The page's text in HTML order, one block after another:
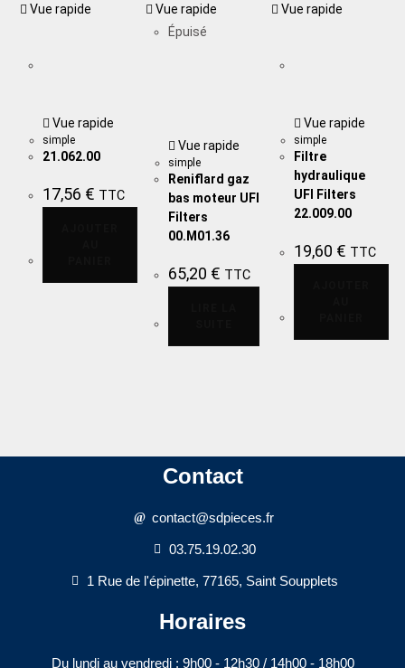
Vue rapide
Vue rapide
simple
21.062.00
17,56 € TTC
Vue rapide
Épuisé
Vue rapide
simple
Reniflard gaz
bas moteur UFI
Filters
00.M01.36
65,20 € TTC
Vue rapide
Vue rapide
simple
Filtre
hydraulique
UFI Filters
22.009.00
19,60 € TTC
Contact
contact@sdpieces.fr
03.75.19.02.30
1 Rue de l'épinette, 77165, Saint Soupplets
Horaires
Du lundi au vendredi : 9h00 - 12h30 / 14h00 - 18h00​